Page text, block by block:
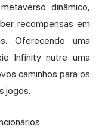
dinâmico,
recompensas em
Oferecendo uma
Infinity nutre uma
caminhos para os
jogos.